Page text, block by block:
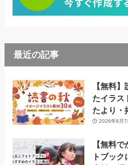
最近の記事
【無料
たイラス
たより・
2026年8月7
【無料
トブッ